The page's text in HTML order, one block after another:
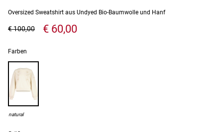
Oversized Sweatshirt aus Undyed Bio-Baumwolle und Hanf
€ 60,00
€ 100,00
Farben
natural